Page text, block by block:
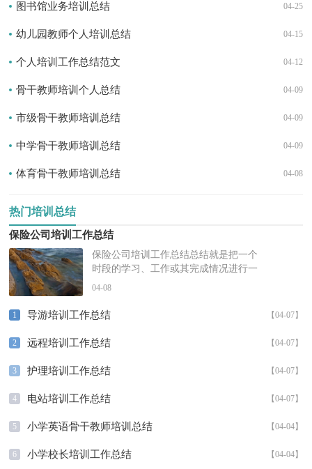
04-25
图书馆业务培训总结
04-15
幼儿园教师个人培训总结
04-12
个人培训工作总结范文
04-09
骨干教师培训个人总结
04-09
市级骨干教师培训总结
04-09
中学骨干教师培训总结
04-08
体育骨干教师培训总结
热门培训总结
保险公司培训工作总结
保险公司培训工作总结总结就是把一个
时段的学习、工作或其完成情况进行一
次全面系统的总结，它是增长才干的一
04-08
1 【04-07】
导游培训工作总结
2 【04-07】
远程培训工作总结
3 【04-07】
护理培训工作总结
4 【04-07】
电站培训工作总结
5 【04-04】
小学英语骨干教师培训总结
6 【04-04】
小学校长培训工作总结